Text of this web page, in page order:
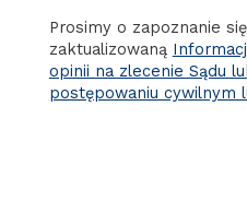
Prosimy o zapoznanie
zaktualizowaną
opinii na zlecenie Sądu
postępowaniu cywilnym